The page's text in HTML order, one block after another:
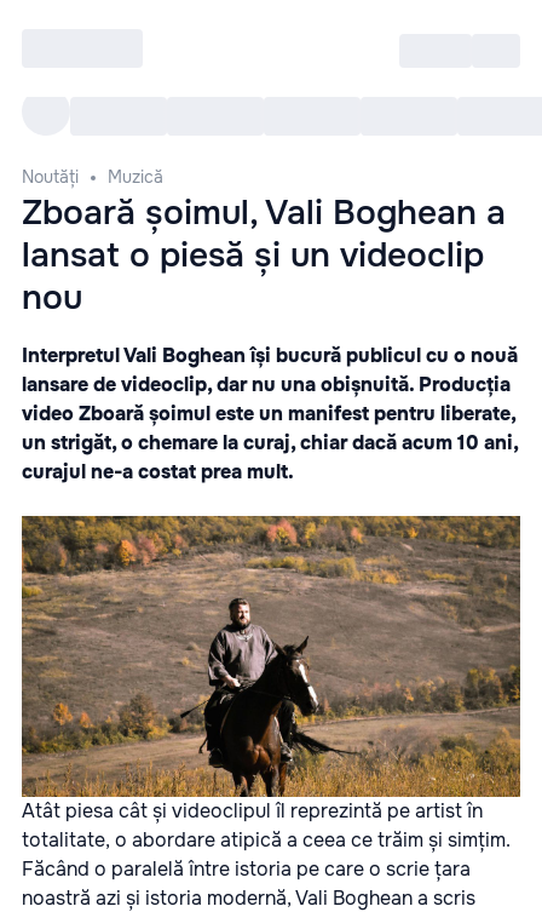
Noutăți Muzică
Zboară șoimul, Vali Boghean a
lansat o piesă și un videoclip
nou
Interpretul Vali Boghean își bucură publicul cu o nouă
lansare de videoclip, dar nu una obișnuită. Producția
video Zboară șoimul este un manifest pentru liberate,
un strigăt, o chemare la curaj, chiar dacă acum 10 ani,
curajul ne-a costat prea mult.
Atât piesa cât și videoclipul îl reprezintă pe artist în
totalitate, o abordare atipică a ceea ce trăim și simțim.
Făcând o paralelă între istoria pe care o scrie țara
noastră azi și istoria modernă, Vali Boghean a scris